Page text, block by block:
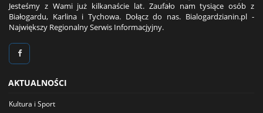
Jesteśmy z Wami już kilkanaście lat. Zaufało nam tysiące osób z
Białogardu, Karlina i Tychowa. Dołącz do nas. Bialogardzianin.pl -
Największy Regionalny Serwis Informacjyjny.
AKTUALNOŚCI
Kultura i Sport